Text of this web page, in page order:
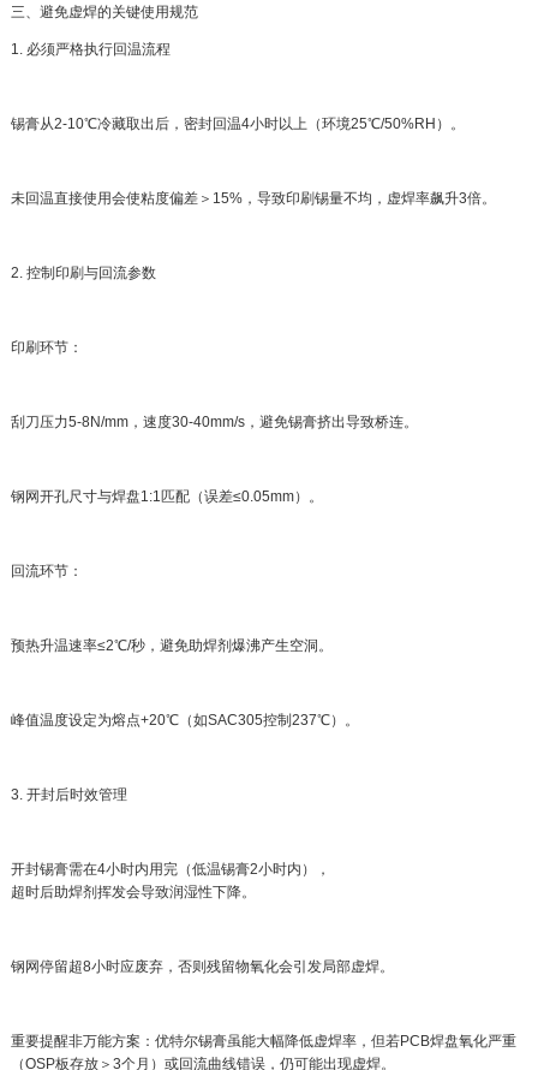
三、避免虚焊的关键使用规范
1. 必须严格执行回温流程
锡膏从2-10℃冷藏取出后，密封回温4小时以上（环境25℃/50%RH）。
未回温直接使用会使粘度偏差＞15%，导致印刷锡量不均，虚焊率飙升3倍。
2. 控制印刷与回流参数
印刷环节：
刮刀压力5-8N/mm，速度30-40mm/s，避免锡膏挤出导致桥连。
钢网开孔尺寸与焊盘1:1匹配（误差≤0.05mm）。
回流环节：
预热升温速率≤2℃/秒，避免助焊剂爆沸产生空洞。
峰值温度设定为熔点+20℃（如SAC305控制237℃）。
3. 开封后时效管理
开封锡膏需在4小时内用完（低温锡膏2小时内），
超时后助焊剂挥发会导致润湿性下降。
钢网停留超8小时应废弃，否则残留物氧化会引发局部虚焊。
重要提醒非万能方案：优特尔锡膏虽能大幅降低虚焊率，但若PCB焊盘氧化严重
（OSP板存放＞3个月）或回流曲线错误，仍可能出现虚焊。